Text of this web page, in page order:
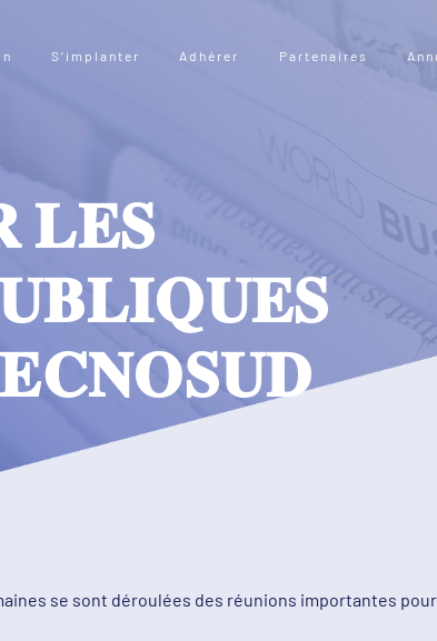
S’implanter Adhérer Partenaires
𝐋𝐄𝐒
se sont déroulées des réunions importantes pour